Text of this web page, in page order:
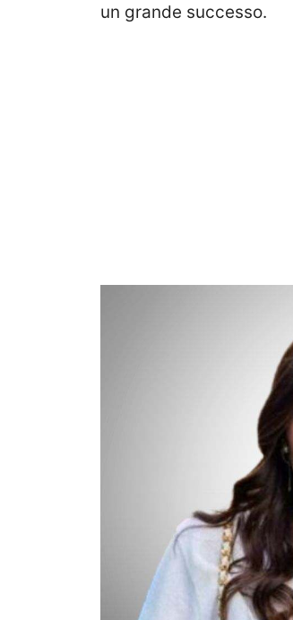
un grande successo.